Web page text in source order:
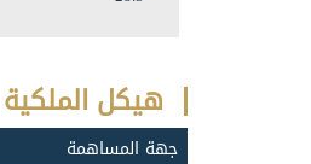
هيكل الملكية
جهة المساهمة